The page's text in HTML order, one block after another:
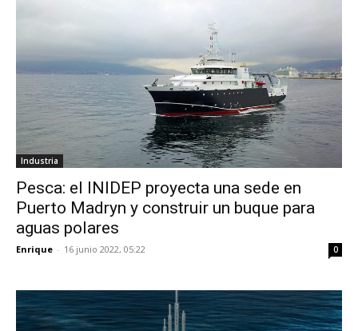
Industria
Pesca: el INIDEP proyecta una sede en
Puerto Madryn y construir un buque para
aguas polares
Enrique - 16 junio 2022, 05:22 0